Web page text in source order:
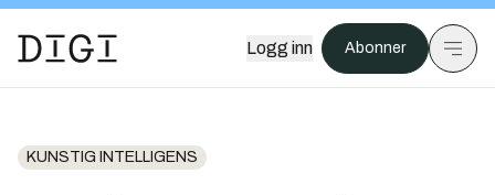
Logg inn Abonner
KUNSTIG INTELLIGENS